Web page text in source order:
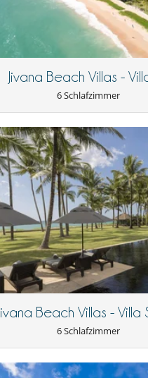
Jivana Beach Villas -
6 Schlafzimmer
Jivana Beach Villas - Villa
6 Schlafzimmer